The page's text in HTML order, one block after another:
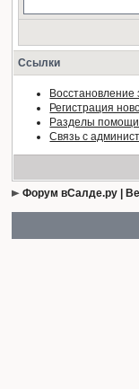
Ссылки
Восстановление
Регистрация
Разделы помощи
Связь с
Форум вСалде.ру |